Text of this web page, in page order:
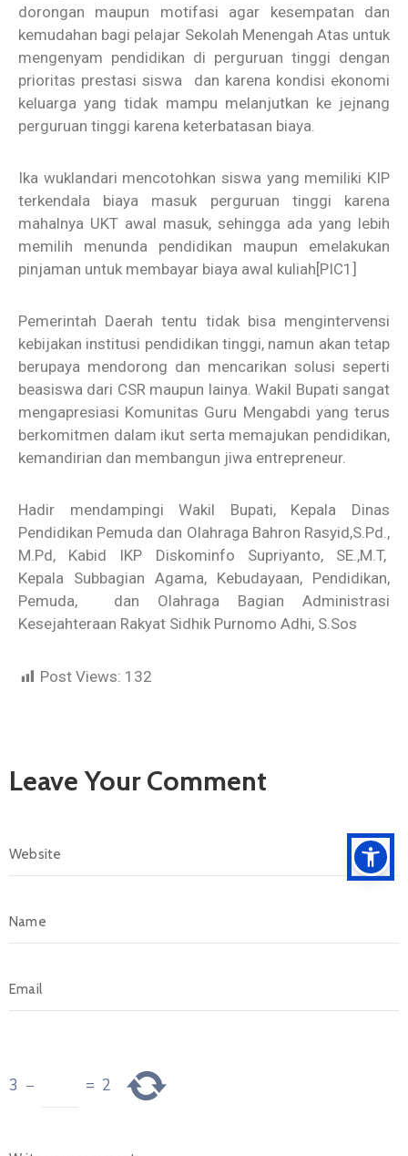
dorongan maupun motifasi agar kesempatan dan
kemudahan bagi pelajar Sekolah Menengah Atas untuk
mengenyam pendidikan di perguruan tinggi dengan
prioritas prestasi siswa dan karena kondisi ekonomi
keluarga yang tidak mampu melanjutkan ke jejnang
perguruan tinggi karena keterbatasan biaya.
Ika wuklandari mencotohkan siswa yang memiliki KIP
terkendala biaya masuk perguruan tinggi karena
mahalnya UKT awal masuk, sehingga ada yang lebih
memilih menunda pendidikan maupun emelakukan
pinjaman untuk membayar biaya awal kuliah [PIC1]
Pemerintah Daerah tentu tidak bisa mengintervensi
kebijakan institusi pendidikan tinggi, namun akan tetap
berupaya mendorong dan mencarikan solusi seperti
beasiswa dari CSR maupun lainya. Wakil Bupati sangat
mengapresiasi Komunitas Guru Mengabdi yang terus
berkomitmen dalam ikut serta memajukan pendidikan,
kemandirian dan membangun jiwa entrepreneur.
Hadir mendampingi Wakil Bupati, Kepala Dinas
Pendidikan Pemuda dan Olahraga Bahron Rasyid,S.Pd.,
M.Pd, Kabid IKP Diskominfo Supriyanto, SE.,M.T,
Kepala Subbagian Agama, Kebudayaan, Pendidikan,
Pemuda, dan Olahraga Bagian Administrasi
Kesejahteraan Rakyat Sidhik Purnomo Adhi, S.Sos
Post Views: 132
Leave Your Comment
3 − = 2